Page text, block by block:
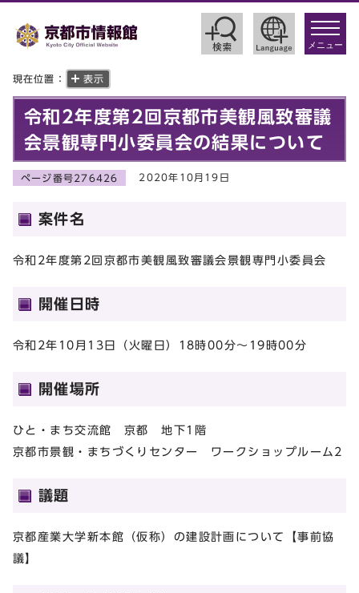
toggle
メニュー
現在位置： 表示
令和2年度第2回京都市美観風致審議
会景観専門小委員会の結果について
ページ番号276426 2020年10月19日
案件名
令和2年度第2回京都市美観風致審議会景観専門小委員会
開催日時
令和2年10月13日（火曜日）18時00分～19時00分
開催場所
ひと・まち交流館 京都 地下1階
京都市景観・まちづくりセンター ワークショップルーム2
議題
京都産業大学新本館（仮称）の建設計画について【事前協
議】